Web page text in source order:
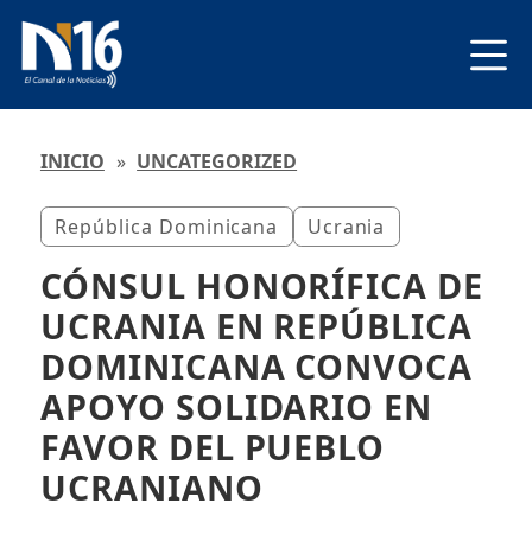
INICIO » UNCATEGORIZED
República Dominicana Ucrania
CÓNSUL HONORÍFICA DE
UCRANIA EN REPÚBLICA
DOMINICANA CONVOCA
APOYO SOLIDARIO EN
FAVOR DEL PUEBLO
UCRANIANO